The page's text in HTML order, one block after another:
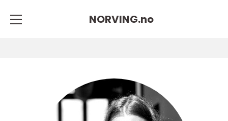
NORVING.no